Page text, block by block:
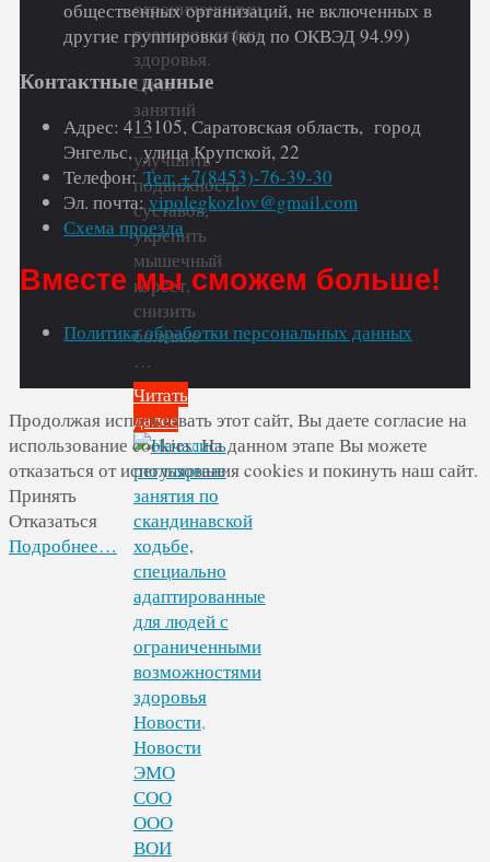
ограниченными
возможностями
здоровья.
Цель
занятий
—
улучшить
подвижность
суставов,
укрепить
мышечный
корсет,
снизить
болевые
…
Читать
далее
"Продолжаются
спортивно-
оздоровительные
занятия
по
лечебной
физкультуре
и
суставной
гимнастике
для
людей
с
ОВЗ"
Новости,
Новости
ЭМО
СОО
ООО
ВОИ
общественных организаций, не включенных в
другие группировки (код по ОКВЭД 94.99)
Контактные данные
Адрес: 413105, Саратовская область, город
Энгельс, улица Крупской, 22
Телефон:Тел: +7(8453)-76-39-30
Эл. почта:vipolegkozlov@gmail.com
Схема проезда
Вместе мы сможем больше!
Политика обработки персональных данных
Продолжая использовать этот сайт, Вы даете согласие на
использование cookies. На данном этапе Вы можете
отказаться от использования cookies и покинуть наш сайт.
Принять
Отказаться
Подробнее…